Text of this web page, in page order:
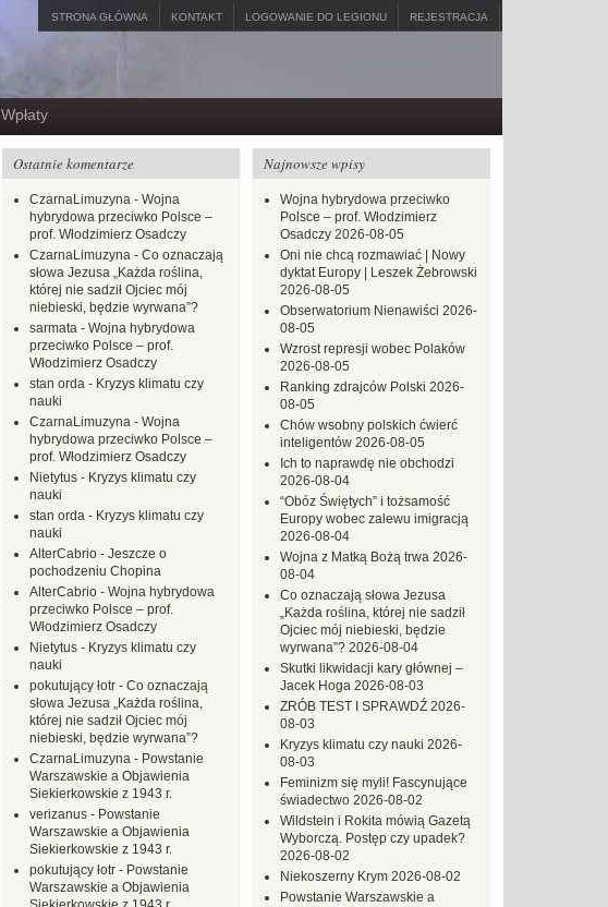
STRONA GŁÓWNA KONTAKT LOGOWANIE DO LEGIONU REJESTRACJA
Wpłaty
Najnowsze wpisy
Wojna hybrydowa przeciwko
Polsce – prof. Włodzimierz
Osadczy 2026-08-05
Oni nie chcą rozmawiać | Nowy
dyktat Europy | Leszek Żebrowski
2026-08-05
Obserwatorium Nienawiści 2026-
08-05
Wzrost represji wobec Polaków
2026-08-05
Ranking zdrajców Polski 2026-
08-05
Chów wsobny polskich ćwierć
inteligentów 2026-08-05
Ich to naprawdę nie obchodzi
2026-08-04
“Obóz Świętych” i tożsamość
Europy wobec zalewu imigracją
2026-08-04
Wojna z Matką Bożą trwa 2026-
08-04
Co oznaczają słowa Jezusa
„Każda roślina, której nie sadził
Ojciec mój niebieski, będzie
wyrwana”? 2026-08-04
Skutki likwidacji kary głównej –
Jacek Hoga 2026-08-03
ZRÓB TEST I SPRAWDŹ 2026-
08-03
Kryzys klimatu czy nauki 2026-
08-03
Feminizm się myli! Fascynujące
świadectwo 2026-08-02
Wildstein i Rokita mówią Gazetą
Wyborczą. Postęp czy upadek?
2026-08-02
Niekoszerny Krym 2026-08-02
Powstanie Warszawskie a
Ostatnie komentarze
CzarnaLimuzyna - Wojna
hybrydowa przeciwko Polsce –
prof. Włodzimierz Osadczy
CzarnaLimuzyna - Co oznaczają
słowa Jezusa „Każda roślina,
której nie sadził Ojciec mój
niebieski, będzie wyrwana”?
sarmata - Wojna hybrydowa
przeciwko Polsce – prof.
Włodzimierz Osadczy
stan orda - Kryzys klimatu czy
nauki
CzarnaLimuzyna - Wojna
hybrydowa przeciwko Polsce –
prof. Włodzimierz Osadczy
Nietytus - Kryzys klimatu czy
nauki
stan orda - Kryzys klimatu czy
nauki
AlterCabrio - Jeszcze o
pochodzeniu Chopina
AlterCabrio - Wojna hybrydowa
przeciwko Polsce – prof.
Włodzimierz Osadczy
Nietytus - Kryzys klimatu czy
nauki
pokutujący łotr - Co oznaczają
słowa Jezusa „Każda roślina,
której nie sadził Ojciec mój
niebieski, będzie wyrwana”?
CzarnaLimuzyna - Powstanie
Warszawskie a Objawienia
Siekierkowskie z 1943 r.
verizanus - Powstanie
Warszawskie a Objawienia
Siekierkowskie z 1943 r.
pokutujący łotr - Powstanie
Warszawskie a Objawienia